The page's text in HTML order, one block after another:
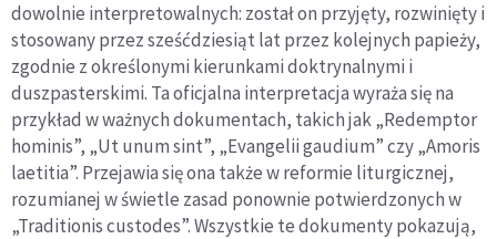
dowolnie interpretowalnych: został on przyjęty, rozwinięty i
stosowany przez sześćdziesiąt lat przez kolejnych papieży,
zgodnie z określonymi kierunkami doktrynalnymi i
duszpasterskimi. Ta oficjalna interpretacja wyraża się na
przykład w ważnych dokumentach, takich jak „Redemptor
hominis”, „Ut unum sint”, „Evangelii gaudium” czy „Amoris
laetitia”. Przejawia się ona także w reformie liturgicznej,
rozumianej w świetle zasad ponownie potwierdzonych w
„Traditionis custodes”. Wszystkie te dokumenty pokazują,